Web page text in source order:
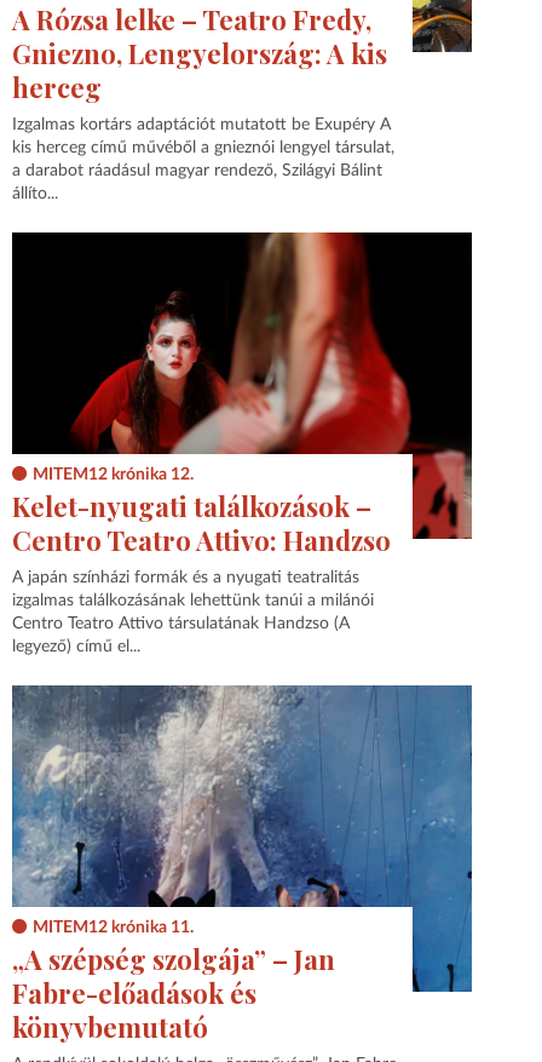
A Rózsa lelke – Teatro Fredy,
Gniezno, Lengyelország: A kis
herceg
Izgalmas kortárs adaptációt mutatott be Exupéry A
kis herceg című művéből a gnieznói lengyel társulat,
a darabot ráadásul magyar rendező, Szilágyi Bálint
állíto...
MITEM12 krónika 12.
Kelet-nyugati találkozások –
Centro Teatro Attivo: Handzso
A japán színházi formák és a nyugati teatralitás
izgalmas találkozásának lehettünk tanúi a milánói
Centro Teatro Attivo társulatának Handzso (A
legyező) című el...
MITEM12 krónika 11.
„A szépség szolgája” – Jan
Fabre-előadások és
könyvbemutató